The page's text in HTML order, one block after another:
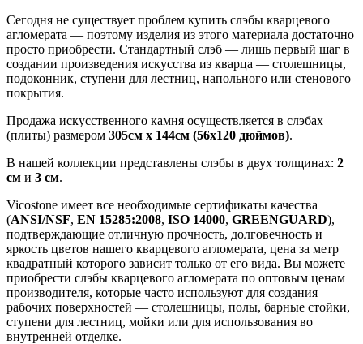
Сегодня не существует проблем купить слэбы кварцевого
агломерата — поэтому изделия из этого материала достаточно
просто приобрести. Стандартный слэб — лишь первый шаг в
создании произведения искусства из кварца — столешницы,
подоконник, ступени для лестниц, напольного или стенового
покрытия.
Продажа искусственного камня осуществляется в слэбах
(плиты) размером 305cм x 144cм (56х120 дюймов).
В нашей коллекции представлены слэбы в двух толщинах: 2
см и 3 см.
Vicostone имеет все необходимые сертификаты качества
(ANSI/NSF, EN 15285:2008, ISO 14000, GREENGUARD),
подтверждающие отличную прочность, долговечность и
яркость цветов нашего кварцевого агломерата, цена за метр
квадратный которого зависит только от его вида. Вы можете
приобрести слэбы кварцевого агломерата по оптовым ценам
производителя, которые часто используют для создания
рабочих поверхностей — столешницы, полы, барные стойки,
ступени для лестниц, мойки или для использования во
внутренней отделке.